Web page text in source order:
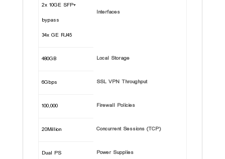
Interfaces
2x 10GE SFP+
bypass
34x GE RJ45
Local Storage
480GB
SSL VPN Throughput
6Gbps
Firewall Policies
100,000
Concurrent Sessions (TCP)
20Million
Power Supplies
Dual PS